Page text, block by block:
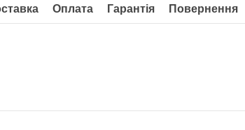
Оплата Гарантія Повернення